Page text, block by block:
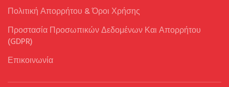
Πολιτική Απορρήτου & Όροι Χρήσης
Προστασία Προσωπικών Δεδομένων Και Απορρήτου
(GDPR)
Επικοινωνία